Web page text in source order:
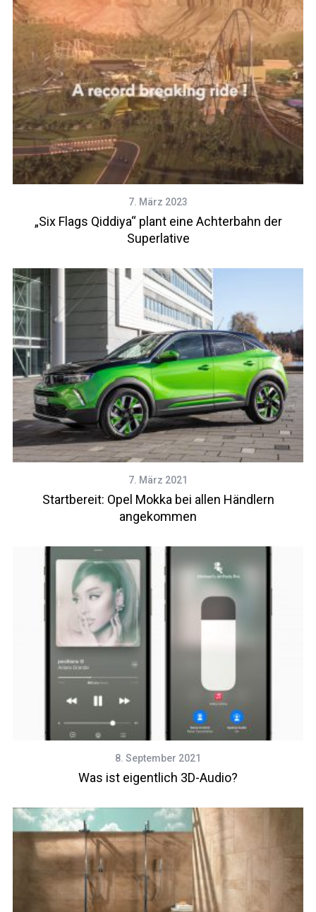
7. März 2023
„Six Flags Qiddiya“ plant eine Achterbahn der
Superlative
7. März 2021
Startbereit: Opel Mokka bei allen Händlern
angekommen
8. September 2021
Was ist eigentlich 3D-Audio?